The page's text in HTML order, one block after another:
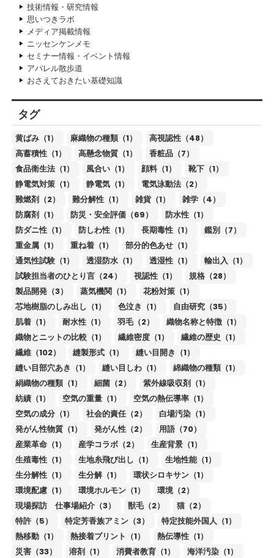
技術情報・研究情報
思いつきラボ
メディア掲載情報
ニッセンケンメモ
セミナー情報・イベント情報
アパレル散歩道
おさえておきたい基礎知識
タグ
黄ばみ（1） 麻織物の種類（1）
高視認性（48）
高蓄積性（1）
高懸念物質（1）
香粧品（7）
食品衛生法（1）
風合い（1） 顔料（1）
靴下（1）
静電気対策（1）
静電気（1）
電気泳動法（2）
難燃剤（2）
難分解性（1） 雑貨（1）
雑学（4）
防腐剤（1）
防災・安全評価（69）
防水性（1）
防ダニ性（1）
防しわ性（1） 長期毒性（1）
鑑別（7）
重金属（1）
重ね着（1）
部分的色あせ（1）
通気性試験（1）
透湿防水（1） 透湿性（1）
輸出入（1）
試験担当者のひとり言（24）
視認性（1）
規格（28）
製品開発（3）
蒸気機関（1）
花粉対策（1）
芯地樹脂のしみ出し（1）
色泣き（1）
自由研究（35）
肌着（1）
耐水性（1） 羽毛（2）
織物名称と特徴（1）
織物とニットの比較（1）
繊維密度（1）
繊維の歴史（1）
繊維（102）
縫製形式（1）
縫い目開き（1）
縫い目部穴あき（1）
縫い目しわ（1）
綿織物の種類（1）
絹織物の種類（1）
細菌（2）
紫外線吸収剤（1）
紡績（1）
空気の重量（1）
空気の熱伝導率（1）
空気の成分（1）
社会的責任（2）
白場汚染（1）
発がん性物質（1）
発がん性（2）
用語（70）
産業革命（1）
産学コラボ（2）
生産背景（1）
生殖毒性（1）
生地糸飛び出し（1）
生地性能（1）
生分解性（1）
生分解（1）
環状シロキサン（1）
環境配慮（1）
環境ホルモン（1）
環境（2）
現場探訪 仕事場紹介（3）
獣毛（2）
猫（2）
特許（5）
特定芳香族アミン（3）
特定技能外国人（1）
熱移動（1）
熱接着プリント（1）
熱伝導性（1）
災害（33）
溶剤（1） 消費者教育（1）
海洋汚染（1）